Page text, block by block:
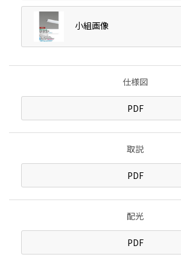
小組画像
仕様図
PDF
取説
PDF
配光
PDF